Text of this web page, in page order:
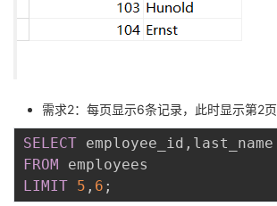
需求2：每页显示6条记录，此时显示第2页
SELECT employee_id ,
FROM
LIMIT 5 , 6 ;